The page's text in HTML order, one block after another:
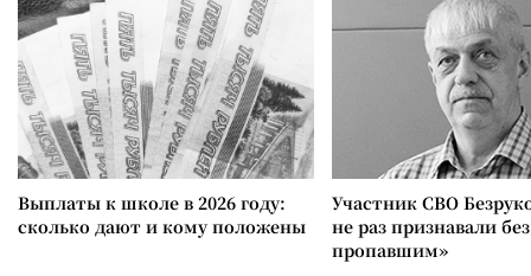
Выплаты к школе в 2026 году:
сколько дают и кому положены
Участник СВО
не раз признавали
пропавшим»